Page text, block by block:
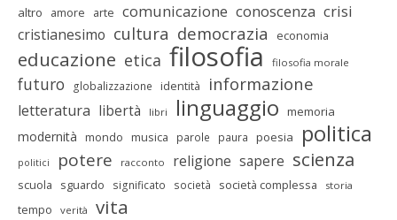
altro amore arte comunicazione conoscenza crisi
cristianesimo cultura democrazia economia
educazione etica filosofia filosofia morale
futuro globalizzazione identità informazione
letteratura libertà libri linguaggio memoria
modernità mondo musica parole paura poesia politica
politici potere racconto religione sapere scienza
scuola sguardo significato società società complessa storia
tempo verità vita